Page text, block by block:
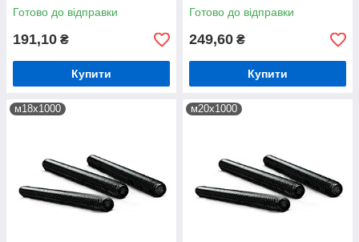
Готово до відправки
191,10 ₴
Купити
Готово до відправки
249,60 ₴
Купити
м18х1000 м20х1000